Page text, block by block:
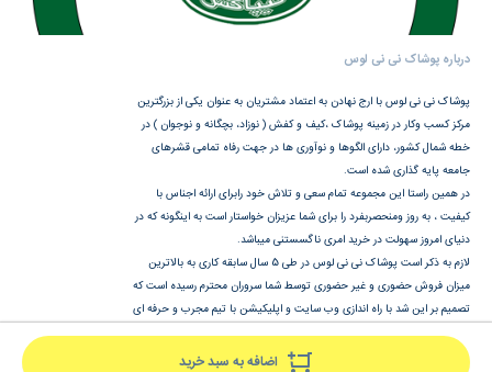
اضافه به سبد خرید
درباره پوشاک نی نی لوس
پوشاک نی نی لوس با ارج نهادن به اعتماد مشتریان به عنوان یکی از بزرگترین
مرکز کسب وکار در زمینه پوشاک ،کیف و کفش ( نوزاد، بچگانه و نوجوان ) در
خطه شمال کشور، دارای الگوها و نوآوری ها در جهت رفاه تمامی قشرهای
جامعه پایه گذاری شده است.
در همین راستا این مجموعه تمام سعی و تلاش خود رابرای ارائه اجناس با
کیفیت ، به روز ومنحصربفرد را برای شما عزیزان خواستار است به اینگونه که در
دنیای امروز سهولت در خرید امری ناگسستنی میباشد.
لازم به ذکر است پوشاک نی نی لوس در طی 5 سال سابقه کاری به بالاترین
میزان فروش حضوری و غیر حضوری توسط شما سروران محترم رسیده است که
تصمیم بر این شد با راه اندازی وب سایت و اپلیکیشن با تیم مجرب و حرفه ای
در هرشرایط ساعات شبانه روز با خیالی راحت وآسوده خریدتان را انجام دهید.